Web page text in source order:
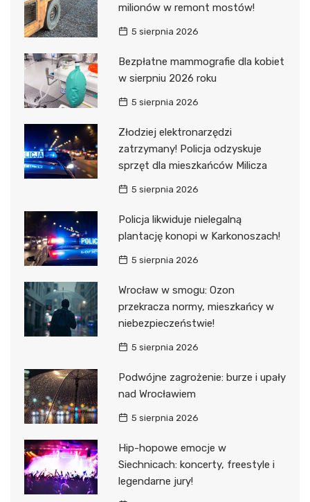
milionów w remont mostów!
5 sierpnia 2026
Bezpłatne mammografie dla kobiet
w sierpniu 2026 roku
5 sierpnia 2026
Złodziej elektronarzędzi
zatrzymany! Policja odzyskuje
sprzęt dla mieszkańców Milicza
5 sierpnia 2026
Policja likwiduje nielegalną
plantację konopi w Karkonoszach!
5 sierpnia 2026
Wrocław w smogu: Ozon
przekracza normy, mieszkańcy w
niebezpieczeństwie!
5 sierpnia 2026
Podwójne zagrożenie: burze i upały
nad Wrocławiem
5 sierpnia 2026
Hip-hopowe emocje w
Siechnicach: koncerty, freestyle i
legendarne jury!